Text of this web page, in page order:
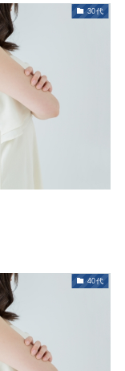
30代
40代